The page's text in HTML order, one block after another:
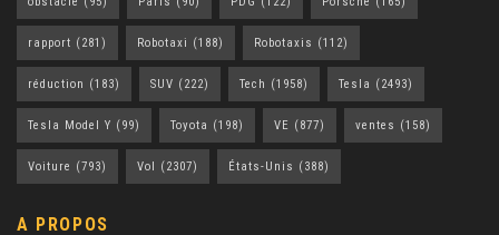
rapport (281) Robotaxi (188) Robotaxis (112)
réduction (183) SUV (222) Tech (1958) Tesla (2493)
Tesla Model Y (99) Toyota (198) VE (877) ventes (158)
Voiture (793) Vol (2307) États-Unis (388)
A PROPOS